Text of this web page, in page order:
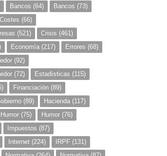
Bancos (64) Bancos (73)
Costes (66)
(521) Crisis (461)
Economía (217) Errores (68)
(92)
(72) Estadísticas (115)
Financiación (89)
(89) Hacienda (117)
Humor (75) Humor (76)
Impuestos (87)
Internet (224) IRPF (131)